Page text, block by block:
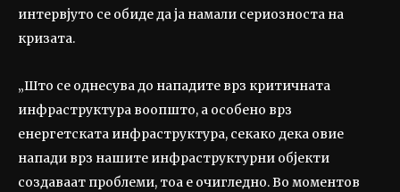
интервјуто се обиде да ја намали сериозноста на
кризата.
„Што се однесува до нападите врз критичната
инфраструктура воопшто, а особено врз
енергетската инфраструктура, секако дека овие
напади врз нашите инфраструктурни објекти
создаваат проблеми, тоа е очигледно. Во моментов